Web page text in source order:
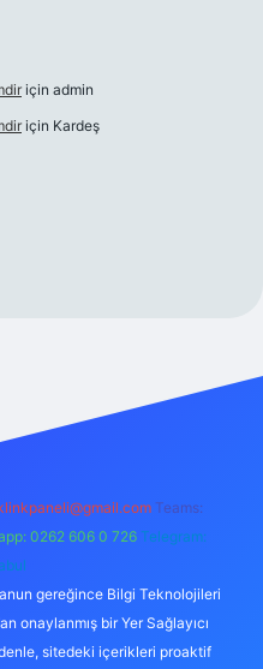
için admin
için Kardeş
Teams:
0262 606 0 726 Telegram:
gereğince Bilgi Teknolojileri
onaylanmış bir Yer Sağlayıcı
sitedeki içerikleri proaktif